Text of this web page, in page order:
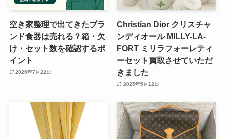
空き家整理で出てきたブラ
ンド食器は売れる？箱・欠
け・セット数を確認するポ
イント
2026年7月22日
Christian Dior クリスチャ
ンディオール MILLY-LA-
FORT ミリラフォーレティ
ーセット買取させていただ
きました
2025年5月12日